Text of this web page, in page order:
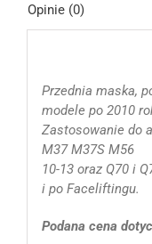
Opinie (0)
Przednia maska,
modele po 2010
Zastosowanie do
M37 M37S M56
10-13 oraz Q70 i
i po Faceliftingu.
Podana cena